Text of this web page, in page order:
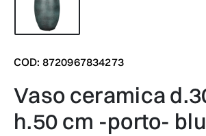
COD: 8720967834273
vaso ceramica d.30 cm
h.50 cm -porto- blu